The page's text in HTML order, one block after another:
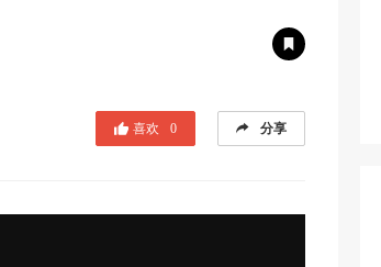
喜欢 0 分享